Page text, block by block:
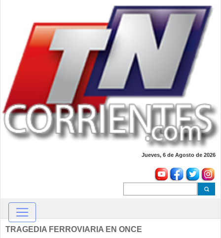
Jueves, 6 de Agosto de 2026
TRAGEDIA FERROVIARIA EN ONCE